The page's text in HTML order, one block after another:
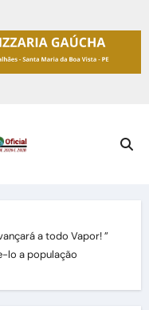
a todo Vapor! ”
lo a população